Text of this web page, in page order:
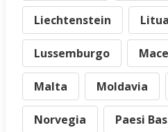
Liechtenstein
Lussemburgo
Malta Moldavia
Norvegia Paesi